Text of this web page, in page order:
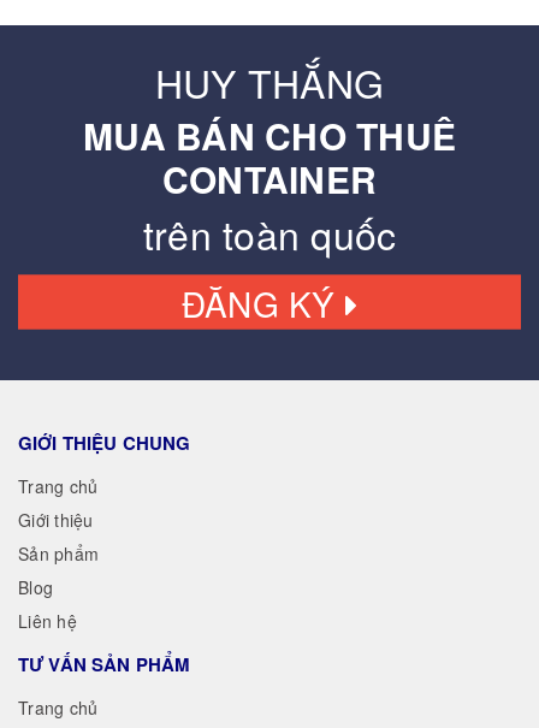
HUY THẮNG
MUA BÁN CHO THUÊ
CONTAINER
trên toàn quốc
ĐĂNG KÝ
GIỚI THIỆU CHUNG
Trang chủ
Giới thiệu
Sản phẩm
Blog
Liên hệ
TƯ VẤN SẢN PHẨM
Trang chủ